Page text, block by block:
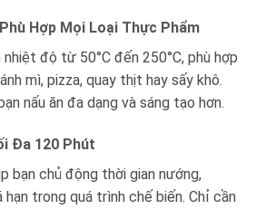
Hợp Mọi Loại Thực Phẩm
độ từ 50°C đến 250°C, phù hợp
mì, pizza, quay thịt hay sấy khô.
nấu ăn đa dạng và sáng tạo hơn.
Đa 120 Phút
bạn chủ động thời gian nướng,
hạn trong quá trình chế biến. Chỉ cần